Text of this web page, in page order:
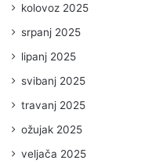
kolovoz 2025
srpanj 2025
lipanj 2025
svibanj 2025
travanj 2025
ožujak 2025
veljača 2025